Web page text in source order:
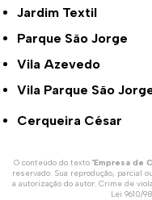
Jardim Textil
Parque São Jorge
Vila Azevedo
Vila Parque São
Cerqueira César
O conteúdo do texto "Empresa de
reservado. Sua reprodução, parcial
a autorização do autor. Crime de
Lei 9610/